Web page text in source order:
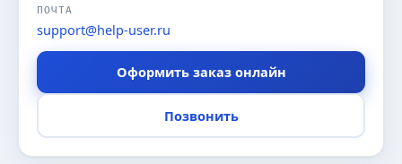
ПОЧТА
support@help-user.ru
Оформить заказ онлайн
Позвонить